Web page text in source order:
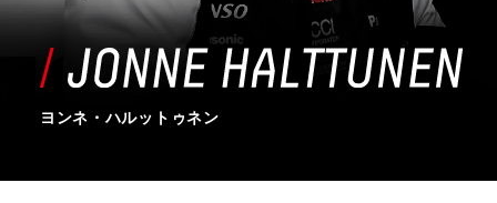
ヨンネ・ハルットゥネン